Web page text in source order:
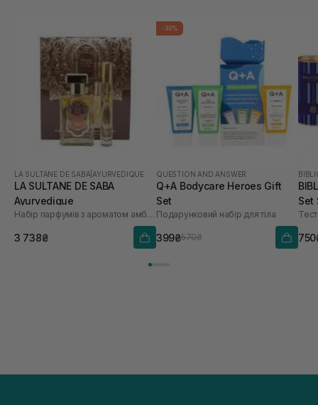
LA SULTANE DE SABA AYURVEDIQUE
LA SULTANE DE SABA
Ayurvedique
Набір парфумів з ароматом амбри, ванілі та пачулі
3 738₴
-30%
QUESTION AND ANSWER
Q+A Bodycare Heroes Gift
Set
Подарунковий набір для тіла
399₴570₴
Set